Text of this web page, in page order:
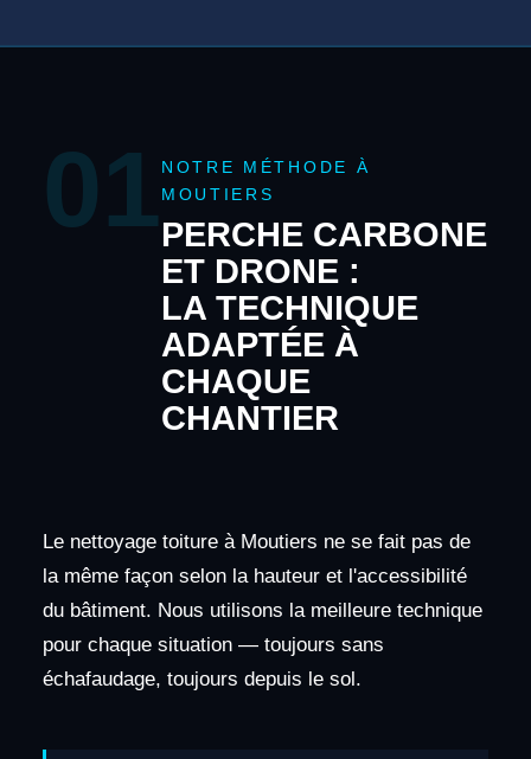
01 NOTRE MÉTHODE À
MOUTIERS
PERCHE CARBONE
ET DRONE :
LA TECHNIQUE
ADAPTÉE À
CHAQUE
CHANTIER
Le nettoyage toiture à Moutiers ne se fait pas de
la même façon selon la hauteur et l'accessibilité
du bâtiment. Nous utilisons la meilleure technique
pour chaque situation — toujours sans
échafaudage, toujours depuis le sol.